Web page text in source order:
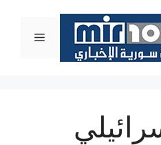
القائمة